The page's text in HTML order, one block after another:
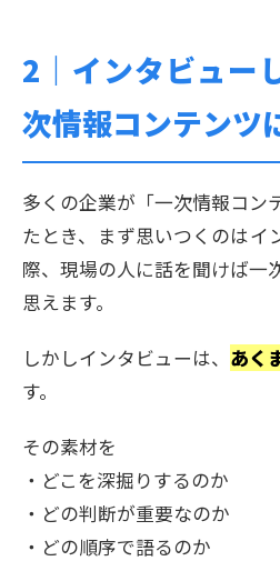
2｜ インタビュー
次情報コンテンツ
多くの企業が「一次情報コン
たとき、まず思いつくのはイ
際、現場の人に話を聞けば一
思えます。
しかしインタビューは、 あく
す。
その素材を
・どこを深掘りするのか
・どの判断が重要なのか
・どの順序で語るのか